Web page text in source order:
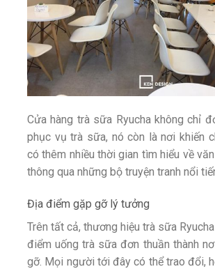
Cửa hàng trà sữa Ryucha không chỉ
phục vụ trà sữa, nó còn là nơi khiến
có thêm nhiều thời gian tìm hiểu về
thông qua những bộ truyện tranh nổi
Địa điểm gặp gỡ lý tưởng
Trên tất cả, thương hiệu trà sữa
điểm uống trà sữa đơn thuần thành
gỡ. Mọi người tới đây có thể trao đổi,